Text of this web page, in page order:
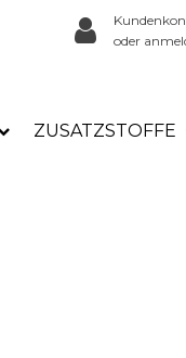
oder
ZUSATZSTOFFE